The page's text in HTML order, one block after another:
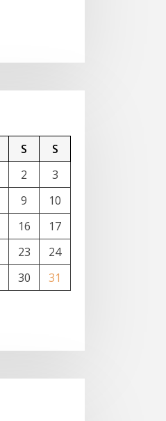
S
S
2
3
9
10
16
17
23
24
30
31